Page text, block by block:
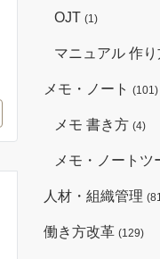
OJT (1)
マニュアル 作り
メモ・ノート (101)
メモ 書き方 (4)
メモ・ノートツ
人材・組織管理
働き方改革 (129)